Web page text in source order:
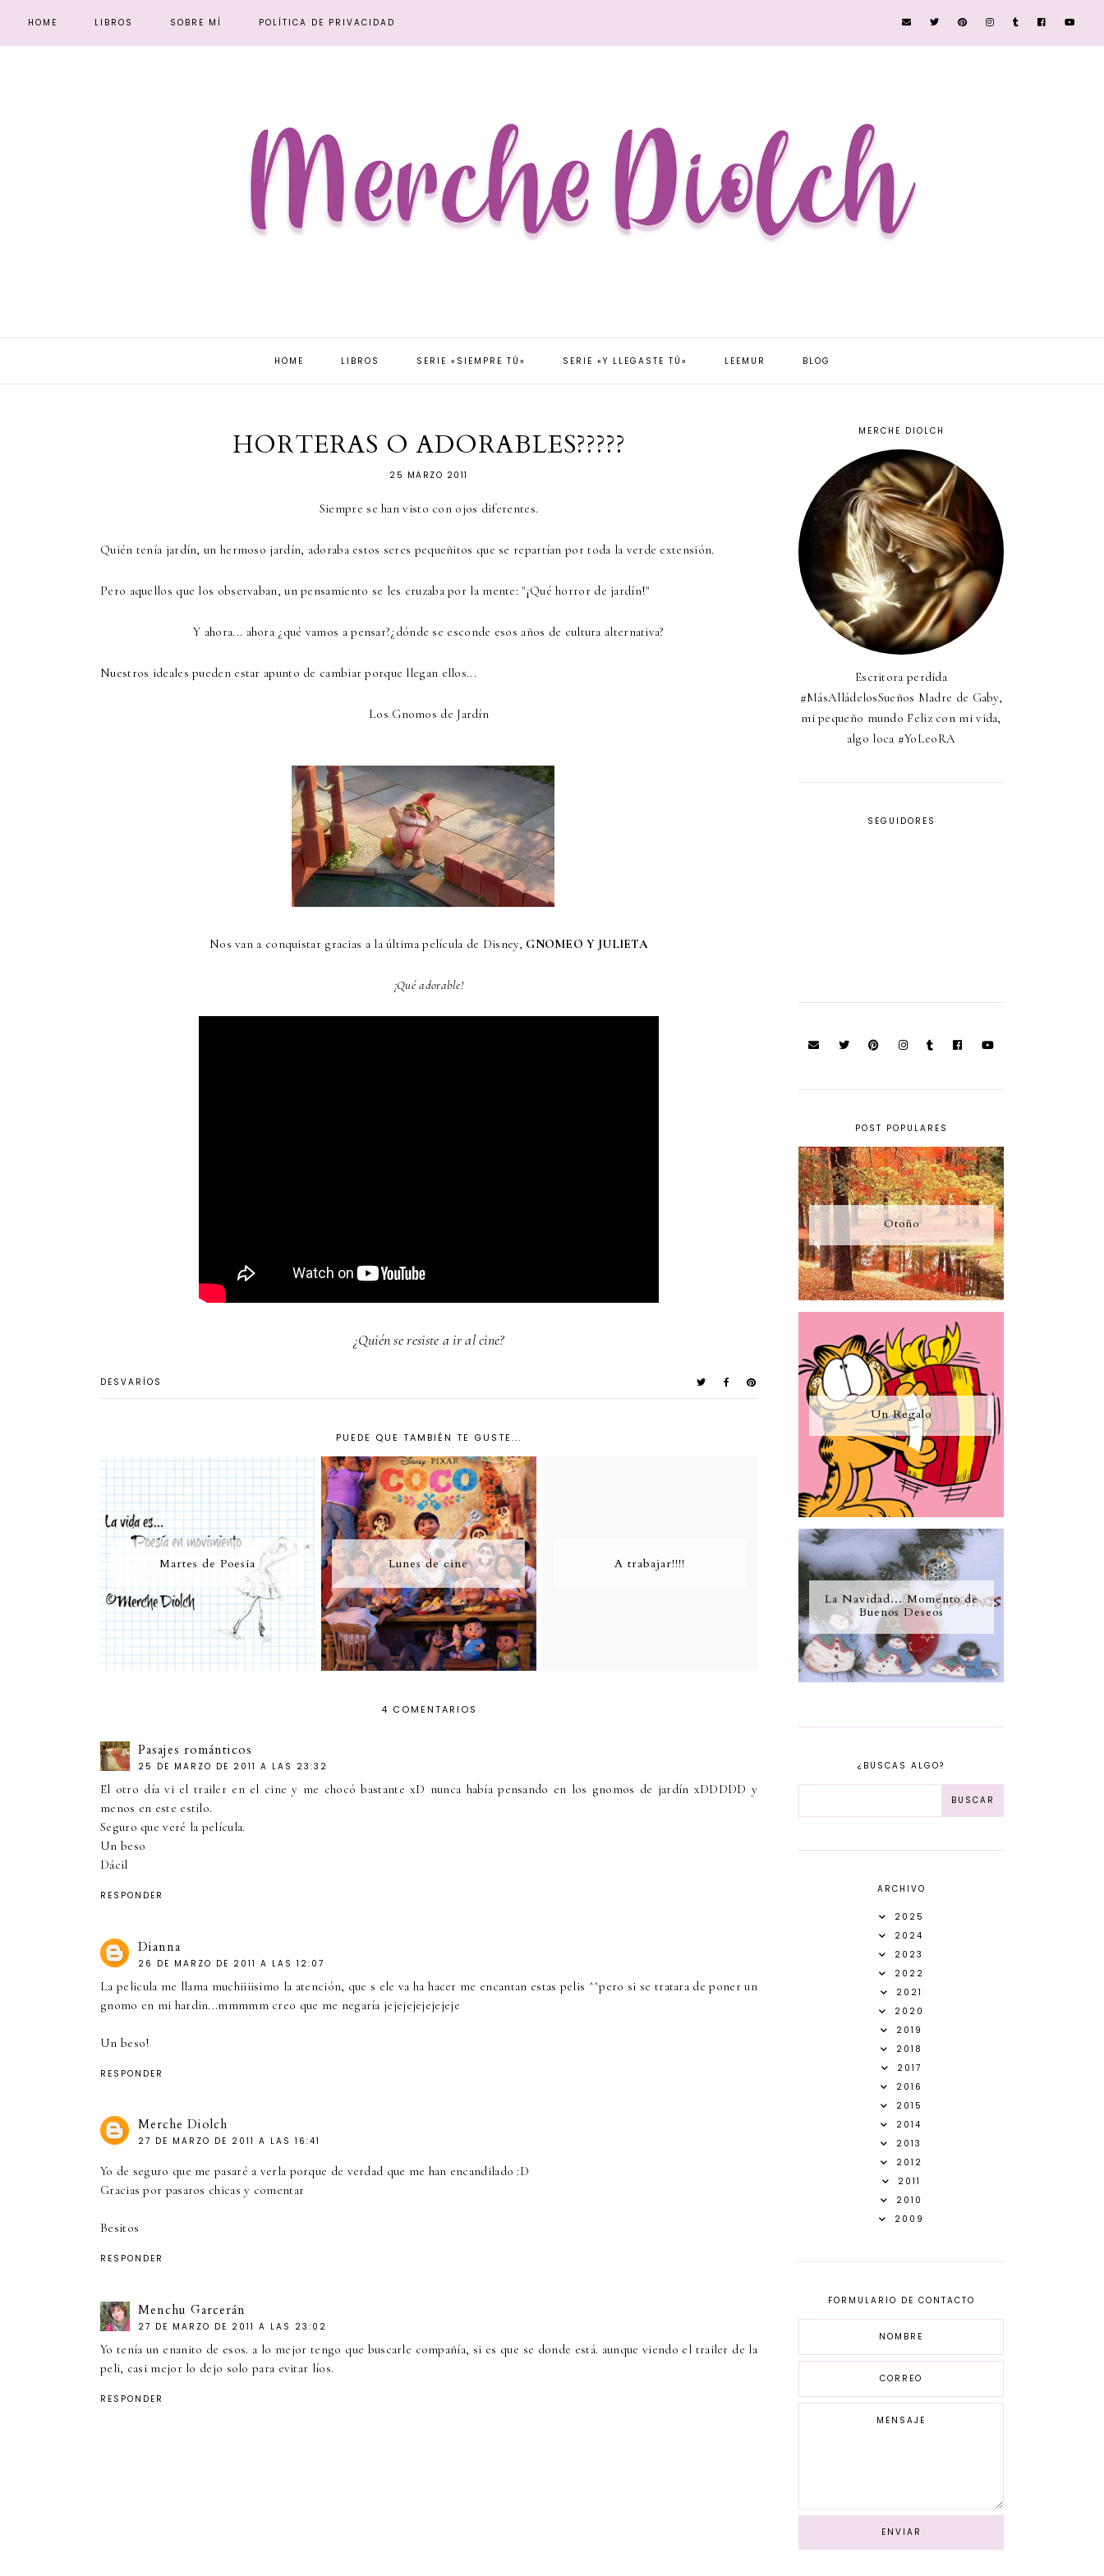
HOME LIBROS SOBRE MÍ POLÍTICA DE PRIVACIDAD
HOME LIBROS SERIE «SIEMPRE TÚ» SERIE «Y LLEGASTE TÚ» LEEMUR BLOG
HORTERAS O ADORABLES?????
25 MARZO 2011
Siempre se han visto con ojos diferentes.
Quién tenía jardín, un hermoso jardín, adoraba estos seres pequeñitos que se repartían por toda la verde extensión.
Pero aquellos que los observaban, un pensamiento se les cruzaba por la mente: "¡Qué horror de jardín!"
Y ahora... ahora ¿qué vamos a pensar?¿dónde se esconde esos años de cultura alternativa?
Nuestros ideales pueden estar apunto de cambiar porque llegan ellos...
Los Gnomos de Jardín
Nos van a conquistar gracias a la última película de Disney, GNOMEO Y JULIETA
¡Qué adorable!
¿Quién se resiste a ir al cine?
DESVARÍOS
PUEDE QUE TAMBIÉN TE GUSTE...
Martes de Poesía Lunes de cine A trabajar!!!!
4 COMENTARIOS
Pasajes románticos
25 DE MARZO DE 2011 A LAS 23:32
El otro día vi el trailer en el cine y me chocó bastante xD nunca había pensando en los gnomos de jardín xDDDDD y
menos en este estilo.
Seguro que veré la película.
Un beso
Dácil
RESPONDER
Dianna
26 DE MARZO DE 2011 A LAS 12:07
La pelicula me llama muchiiiisimo la atención, que s ele va ha hacer me encantan estas pelis ^^pero si se tratara de poner un
gnomo en mi hardin...mmmmm creo que me negaría jejejejejejejeje
Un beso!
RESPONDER
Merche Diolch
27 DE MARZO DE 2011 A LAS 16:41
Yo de seguro que me pasaré a verla porque de verdad que me han encandilado :D
Gracias por pasaros chicas y comentar
Besitos
RESPONDER
Menchu Garcerán
27 DE MARZO DE 2011 A LAS 23:02
Yo tenía un enanito de esos. a lo mejor tengo que buscarle compañía, si es que se donde está. aunque viendo el trailer de la
peli, casi mejor lo dejo solo para evitar líos.
RESPONDER
MERCHE DIOLCH
Escritora perdida
#MásAlládelosSueños Madre de Gaby,
mi pequeño mundo Feliz con mi vida,
algo loca #YoLeoRA
SEGUIDORES
POST POPULARES
Otoño
Un Regalo
La Navidad... Momento de
Buenos Deseos
¿BUSCAS ALGO?
ARCHIVO
2025
2024
2023
2022
2021
2020
2019
2018
2017
2016
2015
2014
2013
2012
2011
2010
2009
FORMULARIO DE CONTACTO